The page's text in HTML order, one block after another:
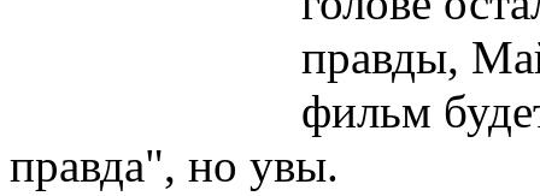
правды,
фильм
правда", но увы.